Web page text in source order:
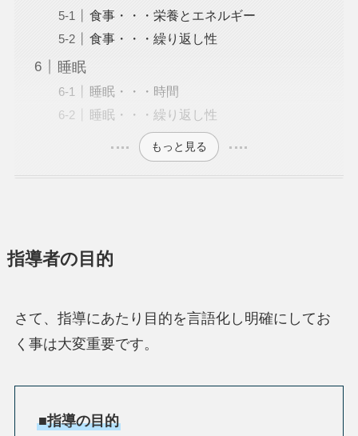
食事・・・栄養とエネルギー
食事・・・繰り返し性
睡眠
睡眠・・・時間
睡眠・・・繰り返し性
もっと見る
指導者の目的
さて、指導にあたり目的を言語化し明確にしてお
く事は大変重要です。
■指導の目的